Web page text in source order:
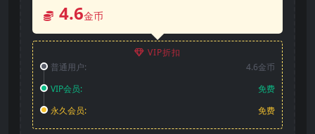
4.6金币
VIP折扣
普通用户:
4.6金币
VIP会员:
免费
永久会员:
免费